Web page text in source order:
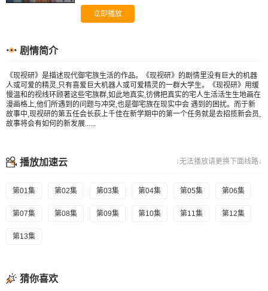
立即播放
剧情简介
《现视研》是描述现代御宅族生活的作品。《现视研》的剧情里没有巨大的机器
人或可爱的精灵,只有喜爱巨大机器人或可爱精灵的一群大学生。《现视研》用缓
慢温和的视线环顾著这些宅族群,如此地真实,彷佛把真实的宅人生活活生生地画在
漫画格上,他们所遇到的问题与冲突,也是御宅族在现实中会 遇到的困扰。而于新
故事中,现视研的第五任会长荻上千佳在新学期中的第一个任务就是去招揽新会员,
故事将会有如何的新发展......
↓无法播放请更换下面线路↓
播放加速云
第01集 第02集 第03集 第04集 第05集 第06集
第07集 第08集 第09集 第10集 第11集 第12集
第13集
猜你喜欢